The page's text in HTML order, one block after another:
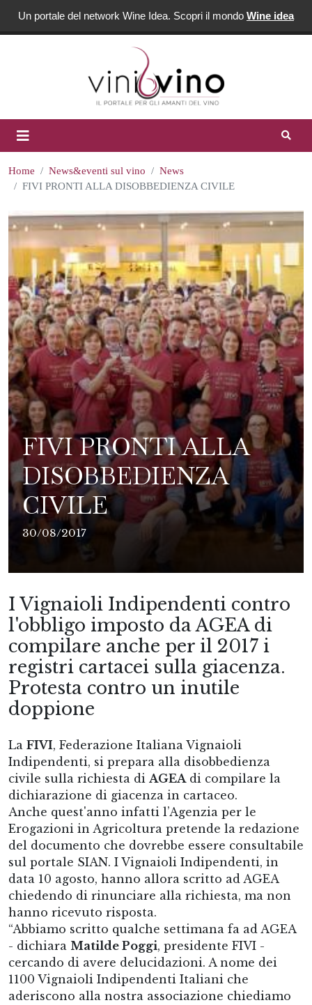
Un portale del network Wine Idea. Scopri il mondo Wine idea
Home News&eventi sul vino
News
FIVI PRONTI ALLA DISOBBEDIENZA CIVILE
FIVI PRONTI ALLA
DISOBBEDIENZA
CIVILE
30/08/2017
I Vignaioli Indipendenti contro
l'obbligo imposto da AGEA di
compilare anche per il 2017 i
registri cartacei sulla giacenza.
Protesta contro un inutile
doppione
La FIVI, Federazione Italiana Vignaioli
Indipendenti, si prepara alla disobbedienza
civile sulla richiesta di AGEAdi compilare la
dichiarazione di giacenza in cartaceo.
Anche quest'anno infatti l’Agenzia per le
Erogazioni in Agricoltura pretende la redazione
del documento che dovrebbe essere consultabile
sul portale SIAN. I Vignaioli Indipendenti, in
data 10 agosto, hanno allora scritto ad AGEA
chiedendo di rinunciare alla richiesta, ma non
hanno ricevuto risposta.
“Abbiamo scritto qualche settimana fa ad AGEA
- dichiara Matilde Poggi, presidente FIVI -
cercando di avere delucidazioni. A nome dei
1100 Vignaioli Indipendenti Italiani che
aderiscono alla nostra associazione chiediamo